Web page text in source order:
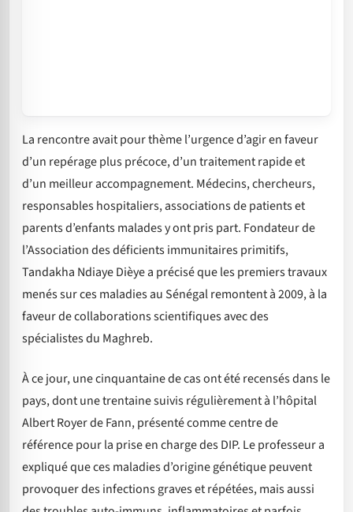
La rencontre avait pour thème l’urgence d’agir en faveur
d’un repérage plus précoce, d’un traitement rapide et
d’un meilleur accompagnement. Médecins, chercheurs,
responsables hospitaliers, associations de patients et
parents d’enfants malades y ont pris part. Fondateur de
l’Association des déficients immunitaires primitifs,
Tandakha Ndiaye Dièye a précisé que les premiers travaux
menés sur ces maladies au Sénégal remontent à 2009, à la
faveur de collaborations scientifiques avec des
spécialistes du Maghreb.
À ce jour, une cinquantaine de cas ont été recensés dans le
pays, dont une trentaine suivis régulièrement à l’hôpital
Albert Royer de Fann, présenté comme centre de
référence pour la prise en charge des DIP. Le professeur a
expliqué que ces maladies d’origine génétique peuvent
provoquer des infections graves et répétées, mais aussi